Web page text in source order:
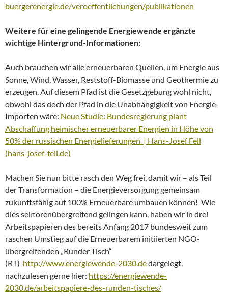
buergerenergie.de/veroeffentlichungen/publikationen
Weitere für eine gelingende Energiewende ergänzte
wichtige Hintergrund-Informationen:
Auch brauchen wir alle erneuerbaren Quellen, um Energie aus
Sonne, Wind, Wasser, Reststoff-Biomasse und Geothermie zu
erzeugen. Auf diesem Pfad ist die Gesetzgebung wohl nicht,
obwohl das doch der Pfad in die Unabhängigkeit von Energie-
Importen wäre: Neue Studie: Bundesregierung plant
Abschaffung heimischer erneuerbarer Energien in Höhe von
50% der russischen Energielieferungen | Hans-Josef Fell
(hans-josef-fell.de)
Machen Sie nun bitte rasch den Weg frei, damit wir – als Teil
der Transformation – die Energieversorgung gemeinsam
zukunftsfähig auf 100% Erneuerbare umbauen können! Wie
dies sektorenübergreifend gelingen kann, haben wir in drei
Arbeitspapieren des bereits Anfang 2017 bundesweit zum
raschen Umstieg auf die Erneuerbarem initiierten NGO-
übergreifenden „Runder Tisch“
(RT) http://www.energiewende-2030.dedargelegt,
nachzulesen gerne hier: https://energiewende-
2030.de/arbeitspapiere-des-runden-tisches/